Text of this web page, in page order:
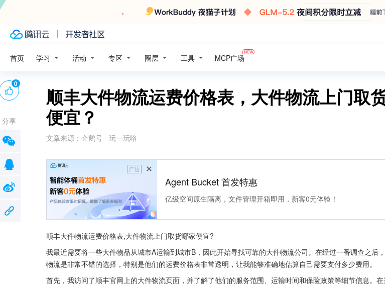
首页 学习 活动 专区 圈层 工具 MCP广场
顺丰大件物流运费价格表，大件物流上门取
便宜？
文章来源： 企鹅号 - 玩一玩咯
广告
Agent Bucket 首发特惠
亿级空间原生隔离，文件管理开箱即用，新客0元体验！
顺丰大件物流运费价格表,大件物流上门取货哪家便宜?
我最近需要将一些大件物品从城市A运输到城市B，因此开始寻找可靠的大件物流公司。在经过一番调查之后
物流是非常不错的选择，特别是他们的运费价格表非常透明，让我能够准确地估算自己需要支付多少费用。
首先，我访问了顺丰官网上的大件物流页面，并了解了他们的服务范围、运输时间和保险政策等细节信息。
0
分享